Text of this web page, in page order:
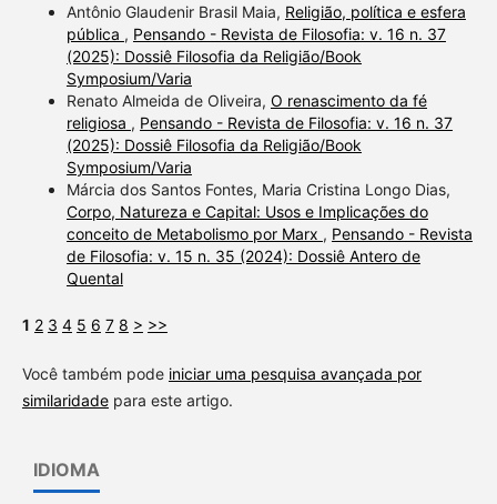
Antônio Glaudenir Brasil Maia, Religião, política e esfera
pública , Pensando - Revista de Filosofia: v. 16 n. 37
(2025): Dossiê Filosofia da Religião/Book
Symposium/Varia
Renato Almeida de Oliveira, O renascimento da fé
religiosa , Pensando - Revista de Filosofia: v. 16 n. 37
(2025): Dossiê Filosofia da Religião/Book
Symposium/Varia
Márcia dos Santos Fontes, Maria Cristina Longo Dias,
Corpo, Natureza e Capital: Usos e Implicações do
conceito de Metabolismo por Marx , Pensando - Revista
de Filosofia: v. 15 n. 35 (2024): Dossiê Antero de
Quental
1 2 3 4 5 6 7 8 > >>
Você também pode iniciar uma pesquisa avançada por
similaridadepara este artigo.
IDIOMA